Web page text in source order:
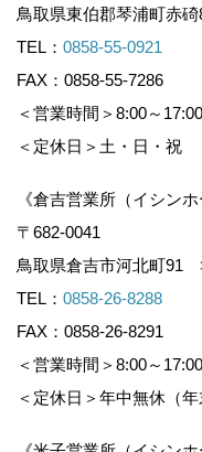
鳥取県東伯郡琴浦町赤
TEL： 0858-55-0921
FAX：0858-55-7286
＜営業時間＞8:00～
＜定休日＞土・日・祝
《倉吉営業所（イシンホ
〒682-0041
鳥取県倉吉市河北町91
TEL： 0858-26-8288
FAX：0858-26-8291
＜営業時間＞8:00～
＜定休日＞年中無休（年